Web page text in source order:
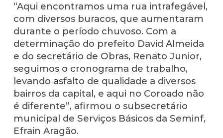
“Aqui encontramos uma rua intrafegável,
com diversos buracos, que aumentaram
durante o período chuvoso. Com a
determinação do prefeito David Almeida
e do secretário de Obras, Renato Junior,
seguimos o cronograma de trabalho,
levando asfalto de qualidade a diversos
bairros da capital, e aqui no Coroado não
é diferente”, afirmou o subsecretário
municipal de Serviços Básicos da Seminf,
Efrain Aragão.